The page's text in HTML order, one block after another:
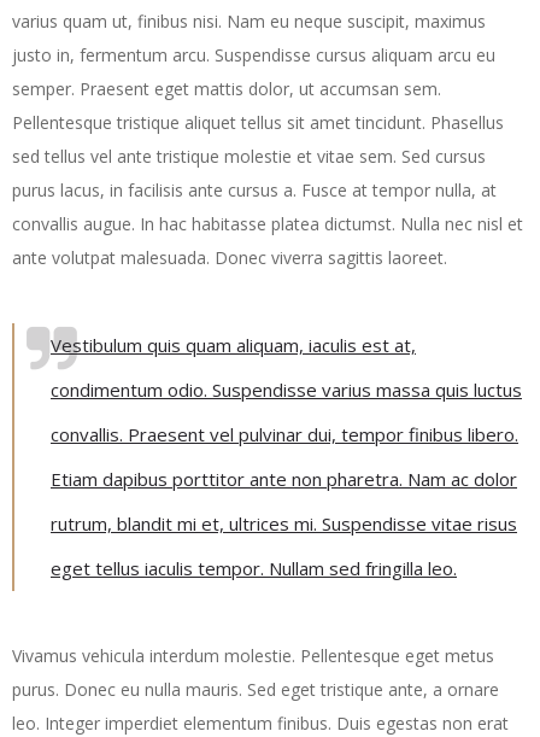
varius quam ut, finibus nisi. Nam eu neque suscipit, maximus
justo in, fermentum arcu. Suspendisse cursus aliquam arcu eu
semper. Praesent eget mattis dolor, ut accumsan sem.
Pellentesque tristique aliquet tellus sit amet tincidunt. Phasellus
sed tellus vel ante tristique molestie et vitae sem. Sed cursus
purus lacus, in facilisis ante cursus a. Fusce at tempor nulla, at
convallis augue. In hac habitasse platea dictumst. Nulla nec nisl et
ante volutpat malesuada. Donec viverra sagittis laoreet.
Vestibulum quis quam aliquam, iaculis est at,
condimentum odio. Suspendisse varius massa quis luctus
convallis. Praesent vel pulvinar dui, tempor finibus libero.
Etiam dapibus porttitor ante non pharetra. Nam ac dolor
rutrum, blandit mi et, ultrices mi. Suspendisse vitae risus
eget tellus iaculis tempor. Nullam sed fringilla leo.
Vivamus vehicula interdum molestie. Pellentesque eget metus
purus. Donec eu nulla mauris. Sed eget tristique ante, a ornare
leo. Integer imperdiet elementum finibus. Duis egestas non erat